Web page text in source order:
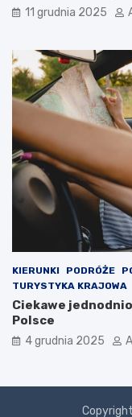
11 grudnia 2025
KIERUNKI PODRÓŻE
TURYSTYKA KRAJOWA
Ciekawe
Polsce
4 grudnia 2025